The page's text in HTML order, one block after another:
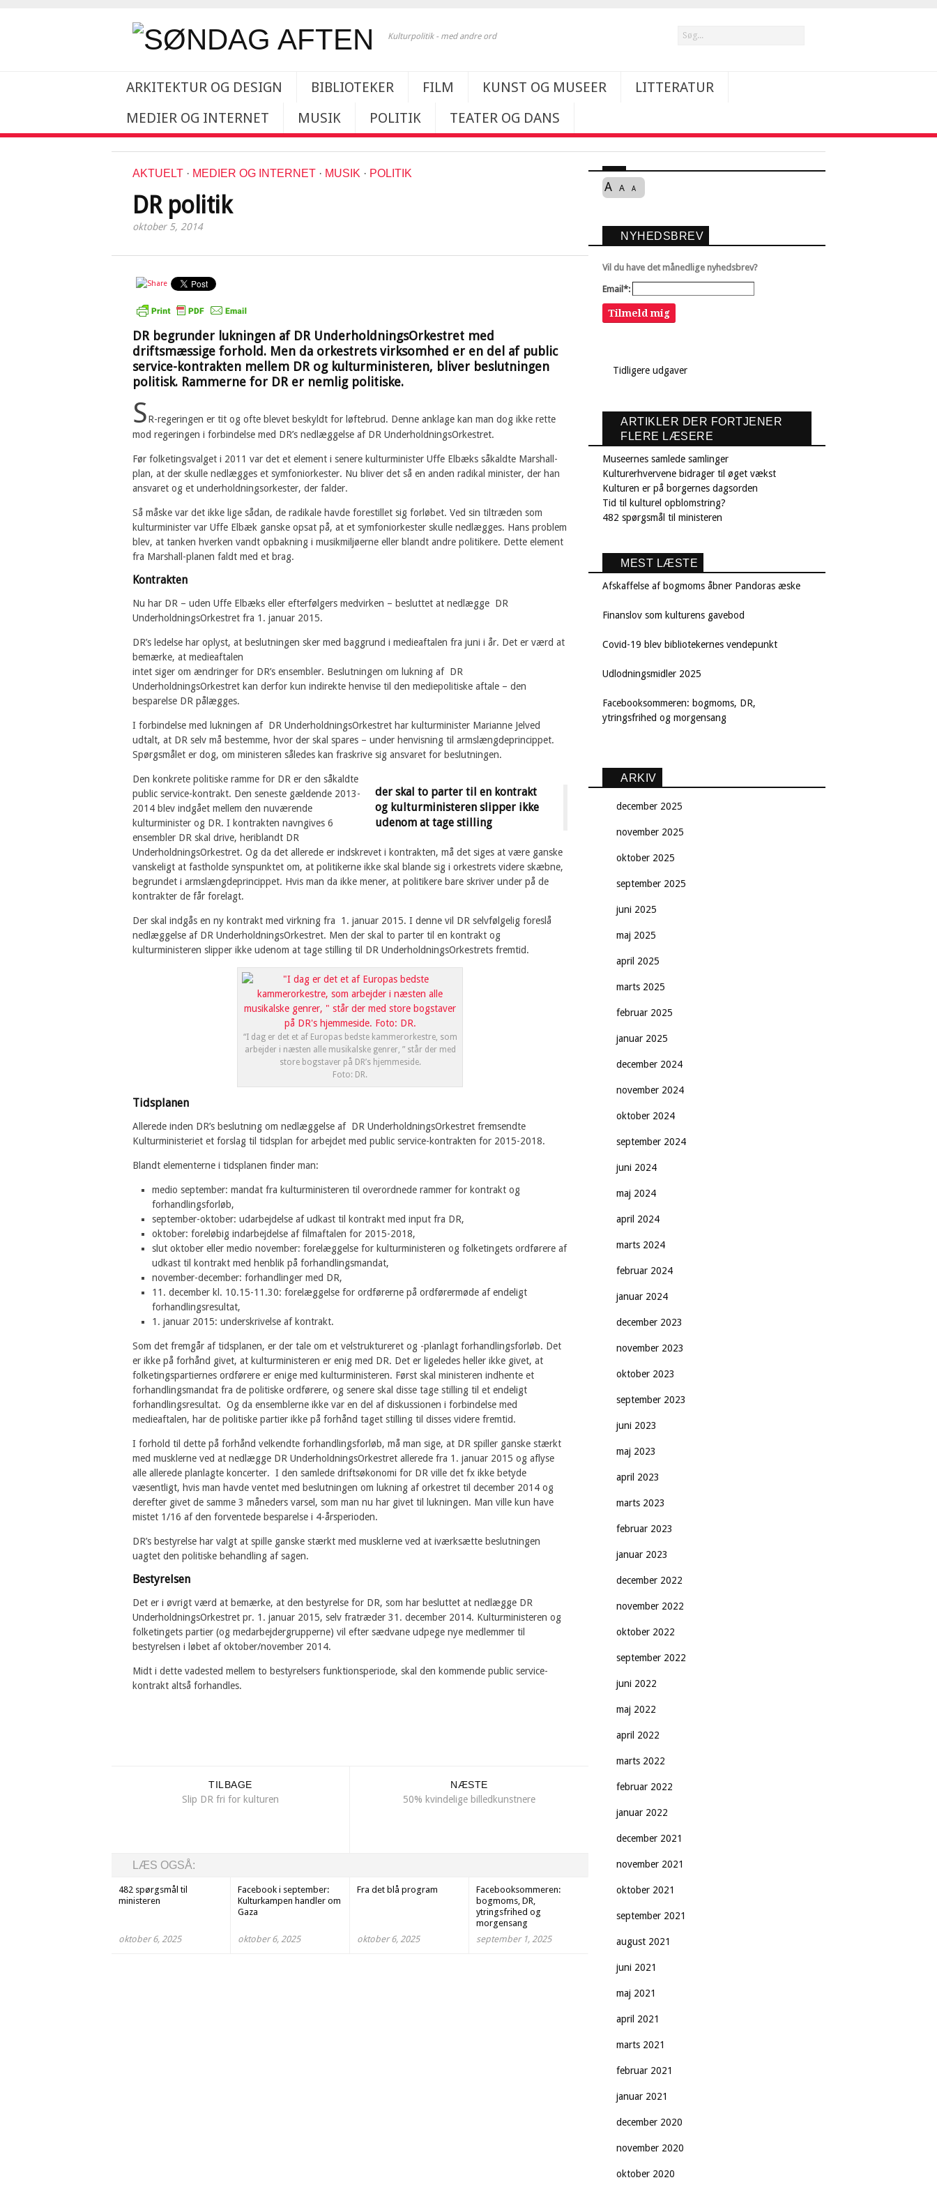
Kulturpolitik - med andre ord
ARKITEKTUR OG DESIGN BIBLIOTEKER FILM KUNST OG MUSEER
LITTERATUR
MEDIER OG INTERNET
MUSIK POLITIK TEATER OG DANS
AKTUELT · MEDIER OG INTERNET · MUSIK · POLITIK
DR politik
oktober 5, 2014
DR begrunder lukningen af DR UnderholdningsOrkestret med
driftsmæssige forhold. Men da orkestrets virksomhed er en del af public
service-kontrakten mellem DR og kulturministeren, bliver beslutningen
politisk. Rammerne for DR er nemlig politiske.
SR-regeringen er tit og ofte blevet beskyldt for løftebrud. Denne anklage kan man dog ikke rette
mod regeringen i forbindelse med DR’s nedlæggelse af DR UnderholdningsOrkestret.
Før folketingsvalget i 2011 var det et element i senere kulturminister Uffe Elbæks såkaldte Marshall-
plan, at der skulle nedlægges et symfoniorkester. Nu bliver det så en anden radikal minister, der han
ansvaret og et underholdningsorkester, der falder.
Så måske var det ikke lige sådan, de radikale havde forestillet sig forløbet. Ved sin tiltræden som
kulturminister var Uffe Elbæk ganske opsat på, at et symfoniorkester skulle nedlægges. Hans problem
blev, at tanken hverken vandt opbakning i musikmiljøerne eller blandt andre politikere. Dette element
fra Marshall-planen faldt med et brag.
Kontrakten
Nu har DR – uden Uffe Elbæks eller efterfølgers medvirken – besluttet at nedlægge DR
UnderholdningsOrkestret fra 1. januar 2015.
DR’s ledelse har oplyst, at beslutningen sker med baggrund i medieaftalen fra juni i år. Det er værd at
bemærke, at medieaftalen
intet siger om ændringer for DR’s ensembler. Beslutningen om lukning af DR
UnderholdningsOrkestret kan derfor kun indirekte henvise til den mediepolitiske aftale – den
besparelse DR pålægges.
I forbindelse med lukningen af DR UnderholdningsOrkestret har kulturminister Marianne Jelved
udtalt, at DR selv må bestemme, hvor der skal spares – under henvisning til armslængdeprincippet.
Spørgsmålet er dog, om ministeren således kan fraskrive sig ansvaret for beslutningen.
der skal to parter til en kontrakt
og kulturministeren slipper ikke
udenom at tage stilling
Den konkrete politiske ramme for DR er den såkaldte
public service-kontrakt. Den seneste gældende 2013-
2014 blev indgået mellem den nuværende
kulturminister og DR. I kontrakten navngives 6
ensembler DR skal drive, heriblandt DR
UnderholdningsOrkestret. Og da det allerede er indskrevet i kontrakten, må det siges at være ganske
vanskeligt at fastholde synspunktet om, at politikerne ikke skal blande sig i orkestrets videre skæbne,
begrundet i armslængdeprincippet. Hvis man da ikke mener, at politikere bare skriver under på de
kontrakter de får forelagt.
Der skal indgås en ny kontrakt med virkning fra 1. januar 2015. I denne vil DR selvfølgelig foreslå
nedlæggelse af DR UnderholdningsOrkestret. Men der skal to parter til en kontrakt og
kulturministeren slipper ikke udenom at tage stilling til DR UnderholdningsOrkestrets fremtid.
“I dag er det et af Europas bedste kammerorkestre, som
arbejder i næsten alle musikalske genrer, ” står der med
store bogstaver på DR’s hjemmeside.
Foto: DR.
Tidsplanen
Allerede inden DR’s beslutning om nedlæggelse af DR UnderholdningsOrkestret fremsendte
Kulturministeriet et forslag til tidsplan for arbejdet med public service-kontrakten for 2015-2018.
Blandt elementerne i tidsplanen finder man:
medio september: mandat fra kulturministeren til overordnede rammer for kontrakt og
forhandlingsforløb,
september-oktober: udarbejdelse af udkast til kontrakt med input fra DR,
oktober: foreløbig indarbejdelse af filmaftalen for 2015-2018,
slut oktober eller medio november: forelæggelse for kulturministeren og folketingets ordførere af
udkast til kontrakt med henblik på forhandlingsmandat,
november-december: forhandlinger med DR,
11. december kl. 10.15-11.30: forelæggelse for ordførerne på ordførermøde af endeligt
forhandlingsresultat,
1. januar 2015: underskrivelse af kontrakt.
Som det fremgår af tidsplanen, er der tale om et velstruktureret og -planlagt forhandlingsforløb. Det
er ikke på forhånd givet, at kulturministeren er enig med DR. Det er ligeledes heller ikke givet, at
folketingspartiernes ordførere er enige med kulturministeren. Først skal ministeren indhente et
forhandlingsmandat fra de politiske ordførere, og senere skal disse tage stilling til et endeligt
forhandlingsresultat. Og da ensemblerne ikke var en del af diskussionen i forbindelse med
medieaftalen, har de politiske partier ikke på forhånd taget stilling til disses videre fremtid.
I forhold til dette på forhånd velkendte forhandlingsforløb, må man sige, at DR spiller ganske stærkt
med musklerne ved at nedlægge DR UnderholdningsOrkestret allerede fra 1. januar 2015 og aflyse
alle allerede planlagte koncerter. I den samlede driftsøkonomi for DR ville det fx ikke betyde
væsentligt, hvis man havde ventet med beslutningen om lukning af orkestret til december 2014 og
derefter givet de samme 3 måneders varsel, som man nu har givet til lukningen. Man ville kun have
mistet 1/16 af den forventede besparelse i 4-årsperioden.
DR’s bestyrelse har valgt at spille ganske stærkt med musklerne ved at iværksætte beslutningen
uagtet den politiske behandling af sagen.
Bestyrelsen
Det er i øvrigt værd at bemærke, at den bestyrelse for DR, som har besluttet at nedlægge DR
UnderholdningsOrkestret pr. 1. januar 2015, selv fratræder 31. december 2014. Kulturministeren og
folketingets partier (og medarbejdergrupperne) vil efter sædvane udpege nye medlemmer til
bestyrelsen i løbet af oktober/november 2014.
Midt i dette vadested mellem to bestyrelsers funktionsperiode, skal den kommende public service-
kontrakt altså forhandles.
TILBAGE
Slip DR fri for kulturen
NÆSTE
50% kvindelige billedkunstnere
LÆS OGSÅ:
482 spørgsmål til
ministeren
oktober 6, 2025
Facebook i september:
Kulturkampen handler om
Gaza
oktober 6, 2025
Fra det blå program
oktober 6, 2025
Facebooksommeren:
bogmoms, DR,
ytringsfrihed og
morgensang
september 1, 2025
A A A
NYHEDSBREV
Vil du have det månedlige nyhedsbrev?
Email*:
Tilmeld mig
Tidligere udgaver
ARTIKLER DER FORTJENER
FLERE LÆSERE
Museernes samlede samlinger
Kulturerhvervene bidrager til øget vækst
Kulturen er på borgernes dagsorden
Tid til kulturel opblomstring?
482 spørgsmål til ministeren
MEST LÆSTE
Afskaffelse af bogmoms åbner Pandoras æske
Finanslov som kulturens gavebod
Covid-19 blev bibliotekernes vendepunkt
Udlodningsmidler 2025
Facebooksommeren: bogmoms, DR,
ytringsfrihed og morgensang
ARKIV
december 2025
november 2025
oktober 2025
september 2025
juni 2025
maj 2025
april 2025
marts 2025
februar 2025
januar 2025
december 2024
november 2024
oktober 2024
september 2024
juni 2024
maj 2024
april 2024
marts 2024
februar 2024
januar 2024
december 2023
november 2023
oktober 2023
september 2023
juni 2023
maj 2023
april 2023
marts 2023
februar 2023
januar 2023
december 2022
november 2022
oktober 2022
september 2022
juni 2022
maj 2022
april 2022
marts 2022
februar 2022
januar 2022
december 2021
november 2021
oktober 2021
september 2021
august 2021
juni 2021
maj 2021
april 2021
marts 2021
februar 2021
januar 2021
december 2020
november 2020
oktober 2020